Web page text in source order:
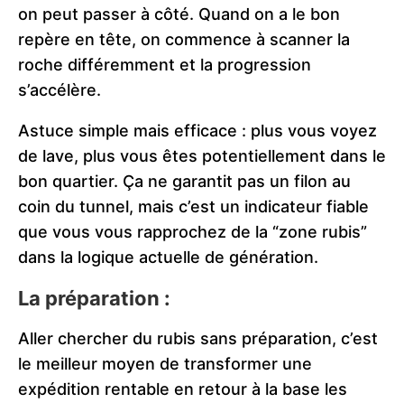
on peut passer à côté. Quand on a le bon
repère en tête, on commence à scanner la
roche différemment et la progression
s’accélère.
Astuce simple mais efficace : plus vous voyez
de lave, plus vous êtes potentiellement dans le
bon quartier. Ça ne garantit pas un filon au
coin du tunnel, mais c’est un indicateur fiable
que vous vous rapprochez de la “zone rubis”
dans la logique actuelle de génération.
La préparation :
Aller chercher du rubis sans préparation, c’est
le meilleur moyen de transformer une
expédition rentable en retour à la base les